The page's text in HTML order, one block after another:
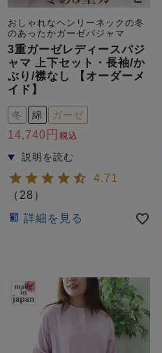
おしゃれなヘンリーネックの冬
のあったかガーゼパジャマ
3重ガーゼレディースパジ
ャマ 上下セット・長袖/か
ぶり/襟なし 【オーダーメ
イド】
冬 綿 ガーゼ
14,740 税込
4.71
（ 28 ）
詳細を見る